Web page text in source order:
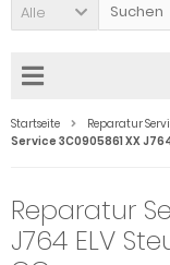
Alle
Startseite Reparatur
Service 3C0905861 XX
Reparatur
J764 ELV